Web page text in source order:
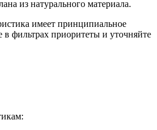
из натурального материала.
имеет принципиальное
в фильтрах приоритеты и уточняйте